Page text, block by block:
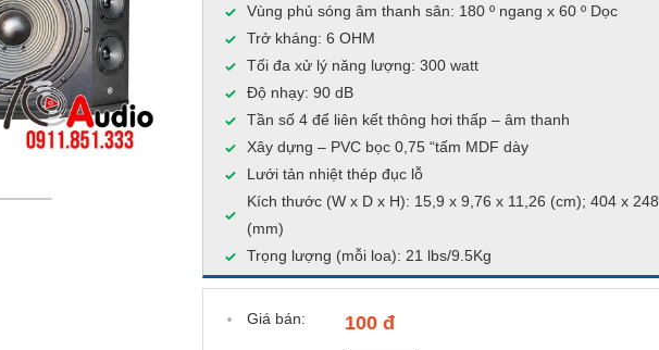
Vùng phủ sóng âm thanh sân: 180 º ngang x 60 º Dọc
Trở kháng: 6 OHM
Tối đa xử lý năng lượng: 300 watt
Độ nhạy: 90 dB
Tần số 4 để liên kết thông hơi thấp – âm thanh
Xây dựng – PVC bọc 0,75 “tấm MDF dày
Lưới tản nhiệt thép đục lỗ
Kích thước (W x D x H): 15,9 x 9,76 x 11,26 (cm); 404 x
(mm)
Trọng lượng (mỗi loa): 21 lbs/9.5Kg
Giá bán: 100 đ